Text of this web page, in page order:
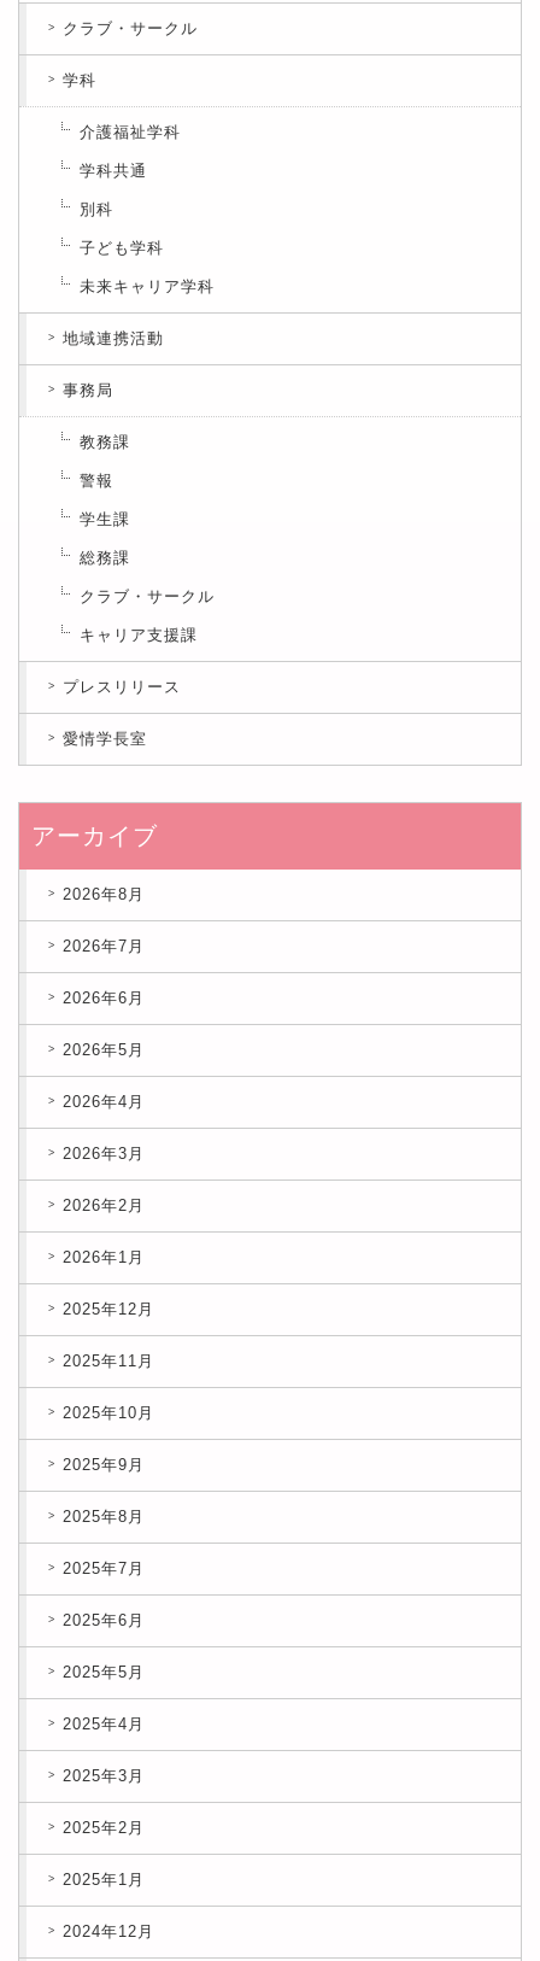
クラブ・サークル
学科
介護福祉学科
学科共通
別科
子ども学科
未来キャリア学科
地域連携活動
事務局
教務課
警報
学生課
総務課
クラブ・サークル
キャリア支援課
プレスリリース
愛情学長室
アーカイブ
2026年8月
2026年7月
2026年6月
2026年5月
2026年4月
2026年3月
2026年2月
2026年1月
2025年12月
2025年11月
2025年10月
2025年9月
2025年8月
2025年7月
2025年6月
2025年5月
2025年4月
2025年3月
2025年2月
2025年1月
2024年12月